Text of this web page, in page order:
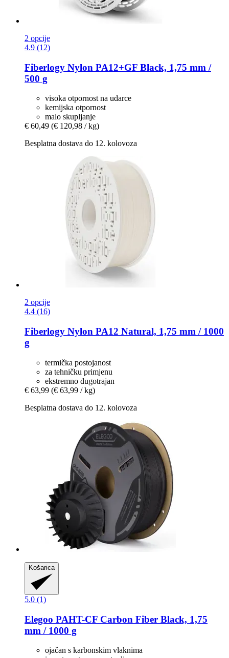
2 opcije
4.9 (12)
Fiberlogy Nylon PA12+GF Black, 1,75 mm /
500 g
visoka otpornost na udarce
kemijska otpornost
malo skupljanje
€ 60,49 (€ 120,98 / kg)
Besplatna dostava do 12. kolovoza
2 opcije
4.4 (16)
Fiberlogy Nylon PA12 Natural, 1,75 mm / 1000
g
termička postojanost
za tehničku primjenu
ekstremno dugotrajan
€ 63,99 (€ 63,99 / kg)
Besplatna dostava do 12. kolovoza
Košarica
5.0 (1)
Elegoo PAHT-​CF Carbon Fiber Black, 1,75
mm / 1000 g
ojačan s karbonskim vlaknima